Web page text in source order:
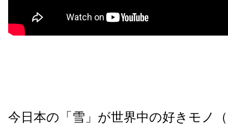
今日本の「雪」が世界中の好きモノ